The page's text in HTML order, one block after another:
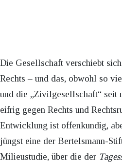
Die Gesellschaft verschiebt
Rechts – und das, obwohl so
und die „Zivilgesellschaft“ seit
eifrig gegen Rechts und
Entwicklung ist offenkundig,
jüngst eine der Bertelsmann-
Milieustudie, über die der